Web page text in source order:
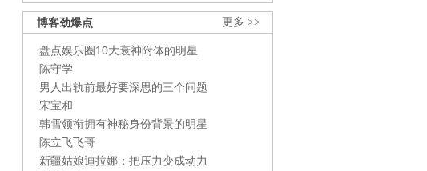
更多 >>
博客劲爆点
盘点娱乐圈10大衰神附体的明星
陈守学
男人出轨前最好要深思的三个问题
宋宝和
韩雪领衔拥有神秘身份背景的明星
陈立飞飞哥
新疆姑娘迪拉娜：把压力变成动力